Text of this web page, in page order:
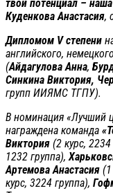
твой потенциал –
Куденкова Анастасия,
Дипломом Vстепени
английского,
(Айдагулова Анна,
Синкина Виктория,
групп ИИЯМС ТГПУ).
В номинация «Лучший
награждена команда
Виктория (2 курс, 2234
1232 группа),
Артемова Анастасия (1
курс, 3224 группа),